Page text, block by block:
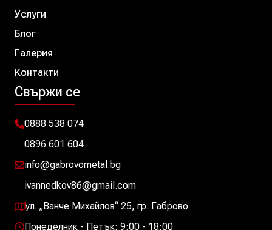
Свържи се
0888 538 074
0896 601 604
info@gabrovometal.bg
ivannedkov86@gmail.com
ул. „Ванче Михайлов“ 25, гр. Габрово
Понеделник - Петък: 9:00 - 18:00
Услуги
Блог
Галерия
Контакти